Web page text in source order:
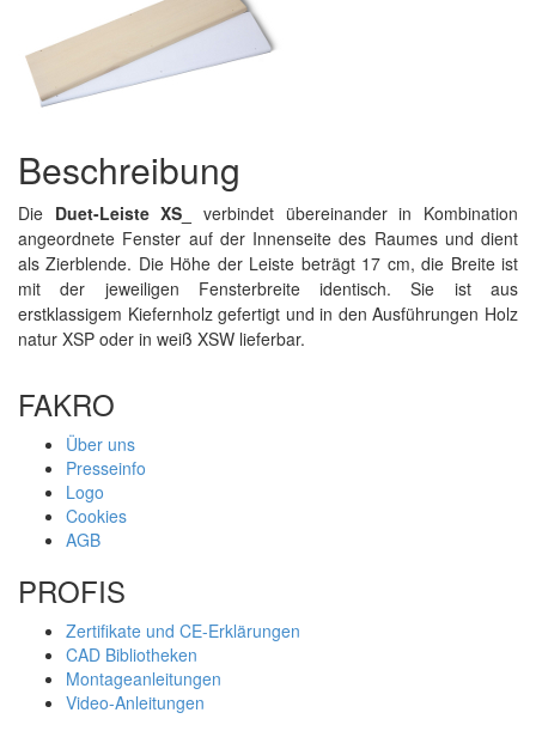
Beschreibung
Die Duet-Leiste XS_
verbindet übereinander in Kombination
angeordnete Fenster auf der Innenseite des Raumes und dient
als Zierblende. Die Höhe der Leiste beträgt 17 cm, die Breite ist
mit der jeweiligen Fensterbreite identisch. Sie ist aus
erstklassigem Kiefernholz gefertigt und in den Ausführungen Holz
natur XSP oder in weiß XSW lieferbar.
FAKRO
Über uns
Presseinfo
Logo
Cookies
AGB
PROFIS
Zertifikate und CE-Erklärungen
CAD Bibliotheken
Montageanleitungen
Video-Anleitungen